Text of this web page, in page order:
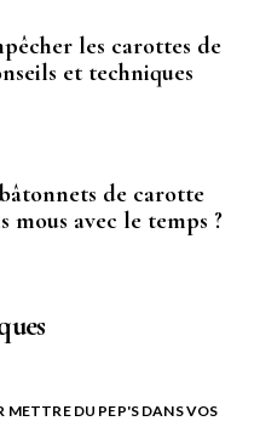
les carottes de
et techniques
de carotte
mous avec le temps ?
METTRE DU PEP'S DANS VOS